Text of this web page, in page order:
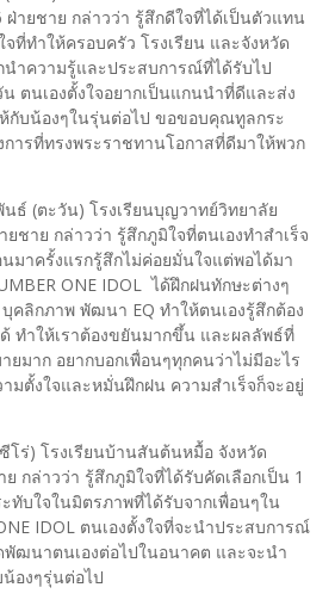
ายชาย กล่าวว่า รู้สึกดีใจที่ได้เป็นตัวแทน
ที่ทำให้ครอบครัว โรงเรียน และจังหวัด
นำความรู้และประสบการณ์ที่ได้รับไป
ตนเองตั้งใจอยากเป็นแกนนำที่ดีและส่ง
กับน้องๆในรุ่นต่อไป ขอขอบคุณทูลกระ
ารที่ทรงพระราชทานโอกาสที่ดีมาให้พวก
ธ์ (ตะวัน) โรงเรียนบุญวาทย์วิทยาลัย
ชาย กล่าวว่า รู้สึกภูมิใจที่ตนเองทำสำเร็จ
มาครั้งแรกรู้สึกไม่ค่อยมั่นใจแต่พอได้มา
ONE IDOL ได้ฝึกฝนทักษะต่างๆ
บุคลิกภาพ พัฒนา EQ ทำให้ตนเองรู้สึกต้อง
ทำให้เราต้องขยันมากขึ้น และผลลัพธ์ที่
ยมาก อยากบอกเพื่อนๆทุกคนว่าไม่มีอะไร
มตั้งใจและหมั่นฝึกฝน ความสำเร็จก็จะอยู่
โร่) โรงเรียนบ้านสันต้นหมื้อ จังหวัด
กล่าวว่า รู้สึกภูมิใจที่ได้รับคัดเลือกเป็น 1
ทับใจในมิตรภาพที่ได้รับจากเพื่อนๆใน
IDOL ตนเองตั้งใจที่จะนำประสบการณ์
ฒนาตนเองต่อไปในอนาคต และจะนำ
องๆรุ่นต่อไป